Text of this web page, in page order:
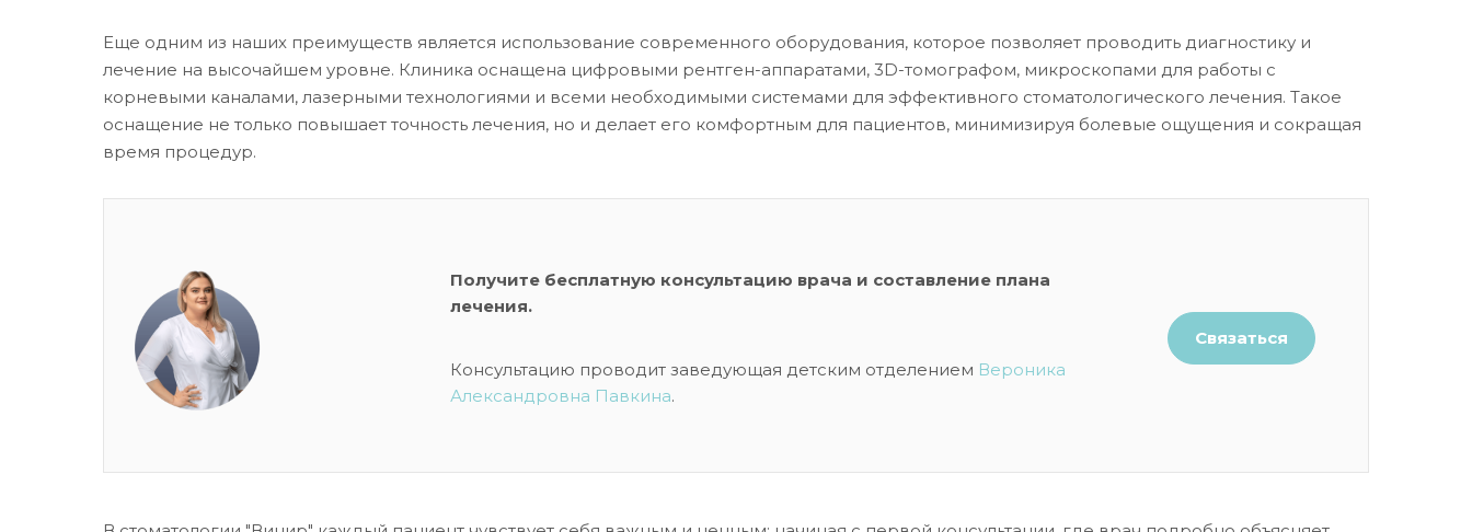
Еще одним из наших преимуществ является использование современного оборудования, которое позволяет проводить диагностику и
лечение на высочайшем уровне. Клиника оснащена цифровыми рентген-аппаратами, 3D-томографом, микроскопами для работы с
корневыми каналами, лазерными технологиями и всеми необходимыми системами для эффективного стоматологического лечения. Такое
оснащение не только повышает точность лечения, но и делает его комфортным для пациентов, минимизируя болевые ощущения и сокращая
время процедур.
Получите бесплатную консультацию врача и составление плана
лечения.
Консультацию проводит заведующая детским отделением Вероника
Александровна Павкина.
Связаться